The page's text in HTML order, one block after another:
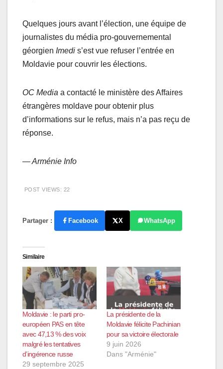
Quelques jours avant l’élection, une équipe de
journalistes du média pro-gouvernemental
géorgien Imedi s’est vue refuser l’entrée en
Moldavie pour couvrir les élections.
OC Media a contacté le ministère des Affaires
étrangères moldave pour obtenir plus
d’informations sur le refus, mais n’a pas reçu de
réponse.
— Arménie Info
POST VIEWS: 22
Partager : Facebook X WhatsApp
Similaire
Moldavie : le parti pro-
européen PAS en tête
avec 47,13 % des voix
malgré les tentatives
d’ingérence russe
29 septembre 2025
La présidente de la
Moldavie félicite Pachinian
pour sa victoire électorale
9 juin 2026
Dans "Arménie"